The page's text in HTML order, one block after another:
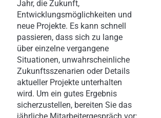
Jahr, die Zukunft,
Entwicklungsmöglichkeiten und
neue Projekte. Es kann schnell
passieren, dass sich zu lange
über einzelne vergangene
Situationen, unwahrscheinliche
Zukunftsszenarien oder Details
aktueller Projekte unterhalten
wird. Um ein gutes Ergebnis
sicherzustellen, bereiten Sie das